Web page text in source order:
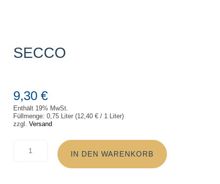
SECCO
9,30 €
Enthält 19% MwSt.
Füllmenge: 0,75 Liter (12,40 €/ 1 Liter)
zzgl. Versand
IN DEN WARENKORB